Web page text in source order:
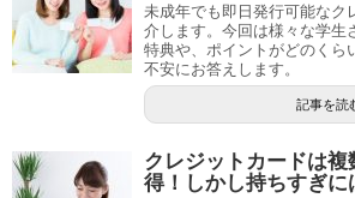
未成年でも即日発行可能なク
介します。今回は様々な学生
特典や、ポイントがどのくら
不安にお答えします。
記事を読
クレジットカードは
得！しかし持ちすぎに